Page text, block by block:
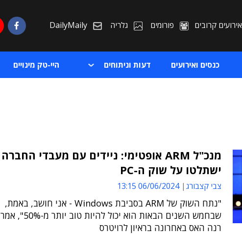
אירועים קרובים פורומים גלריה DailyMaily
כנסים ואירועים דעות וניתוחים היי-טק מינויים
מנכ"ל ARM אופטימי: ניידים עם מעבדי החברה
ישתלטו על שוק ה-PC
צבי קצבורג 06/06/2024 13:15
"נתח השוק של ARM בסביבת Windows - אני חושב, באמת,
שבחמש השנים הבאות הוא יכול להיות טוב יותר מ-50%", אמר
רנה האס באחרונה בראיון לרויטרס